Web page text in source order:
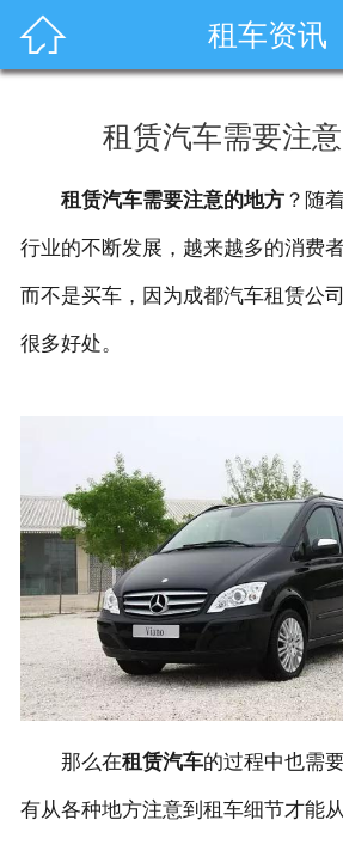
 租车资讯
租赁汽车需要注
租赁汽车需要注意的地方？随
行业的不断发展，越来越多的消费
而不是买车，因为成都汽车租赁公
很多好处。
那么在租赁汽车的过程中也需
有从各种地方注意到租车细节才能